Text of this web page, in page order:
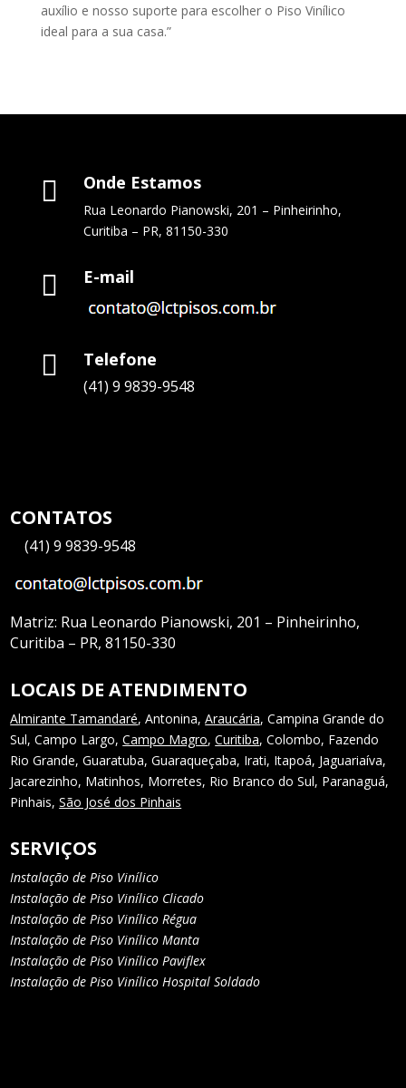
auxílio e nosso suporte para escolher o Piso Vinílico
ideal para a sua casa.”
 Onde Estamos
Rua Leonardo Pianowski, 201 – Pinheirinho,
Curitiba – PR, 81150-330
 E-mail
 Telefone
(41) 9 9839-9548
CONTATOS
—(41) 9 9839-9548
Matriz: Rua Leonardo Pianowski, 201 – Pinheirinho,
Curitiba – PR, 81150-330
LOCAIS DE ATENDIMENTO
Almirante Tamandaré, Antonina,Araucária, Campina Grande do
Sul, Campo Largo,Campo Magro,Curitiba, Colombo, Fazendo
Rio Grande, Guaratuba, Guaraqueçaba, Irati, Itapoá, Jaguariaíva,
Jacarezinho, Matinhos, Morretes, Rio Branco do Sul, Paranaguá,
Pinhais,São José dos Pinhais
SERVIÇOS
Instalação de Piso Vinílico
Instalação de Piso Vinílico Clicado
Instalação de Piso Vinílico Régua
Instalação de Piso Vinílico Manta
Instalação de Piso Vinílico Paviflex
Instalação de Piso Vinílico Hospital Soldado